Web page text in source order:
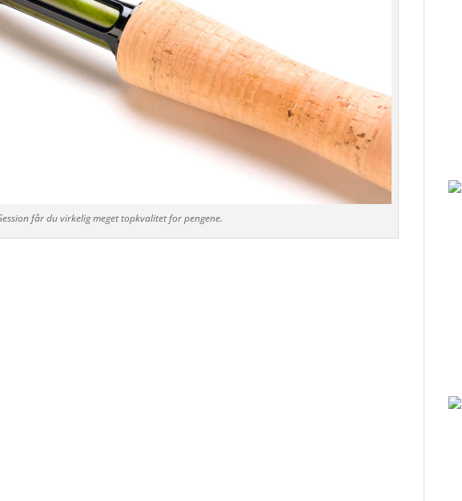
får du virkelig meget topkvalitet for pengene.